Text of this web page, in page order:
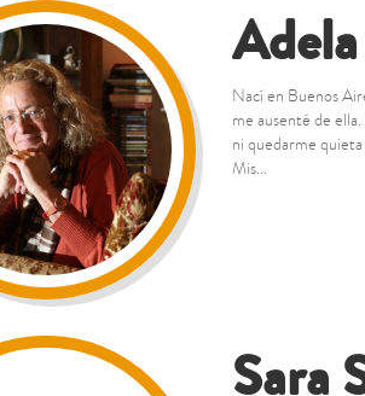
Nací en Buenos
me ausenté de
ni quedarme
Mis...
Sara